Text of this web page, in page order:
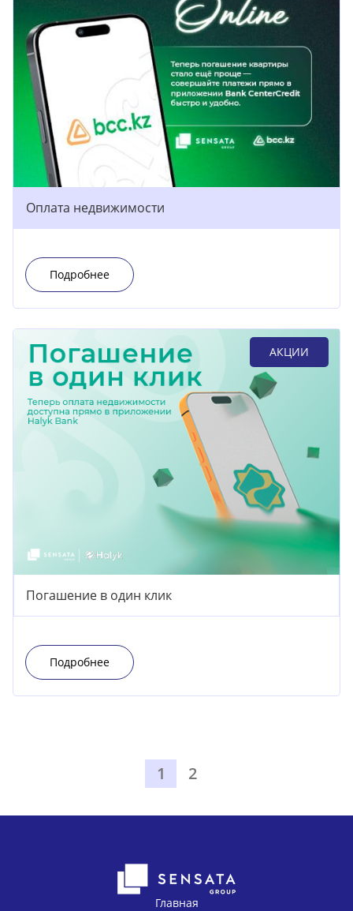
Оплата недвижимости
Подробнее
АКЦИИ
Погашение в один клик
Подробнее
1 2
Главная